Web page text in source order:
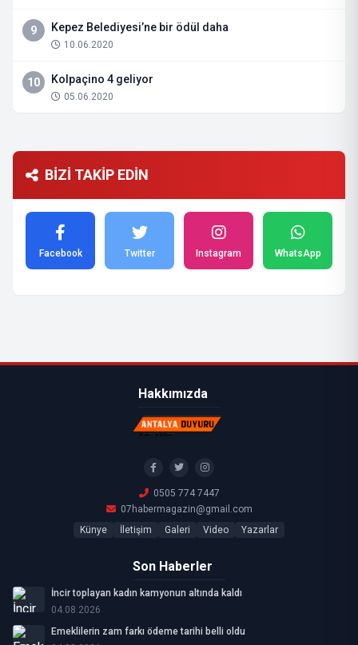
9 Kepez Belediyesi’ne bir ödül daha
10.06.2020
10 Kolpaçino 4 geliyor
05.06.2020
BİZİ TAKİP EDİN
Facebook Twitter Instagram WhatsApp
Hakkımızda
0505 774 7447
07habermagazin@gmail.com
Künye
İletişim Galeri Video Yazarlar
Son Haberler
İncir toplayan kadın kamyonun altında kaldı
04.08.2026
Emeklilerin zam farkı ödeme tarihi belli oldu